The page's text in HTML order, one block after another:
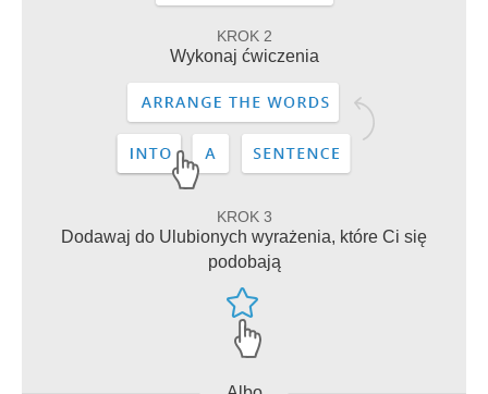
KROK 2
Wykonaj ćwiczenia
KROK 3
Dodawaj do Ulubionych wyrażenia, które Ci się
podobają